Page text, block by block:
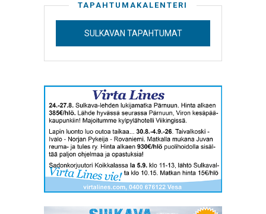
TAPAHTUMAKALENTERI
SULKAVAN TAPAHTUMAT